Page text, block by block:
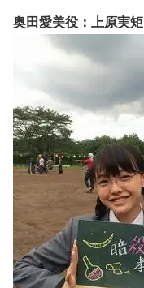
奥田愛美役：上原実矩